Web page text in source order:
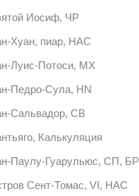
Иосиф, ЧР
Хуан, пиар, НАС
Луис-Потоси, МХ
Педро-Сула, HN
Сальвадор, СВ
Калькуляция
Паулу-Гуарульюс, СП, БР
Сент-Томас, VI, НАС